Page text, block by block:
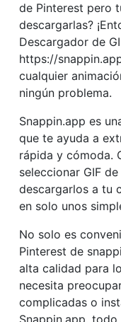
de Pinterest pero
descargarlas?
Descargador de
https://
cualquier
ningún problema.
Snappin.app es
que te ayuda a
rápida y cómoda.
seleccionar GIF
descargarlos a tu
en solo unos
No solo es
Pinterest de
alta calidad para
necesita
complicadas o
Snappin.app,